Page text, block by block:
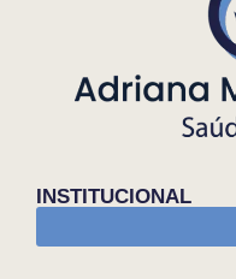
INSTITUCIONAL